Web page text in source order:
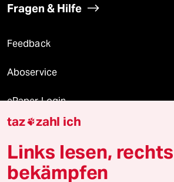
Fragen & Hilfe
Feedback
Aboservice
ePaper Login
Downloads für Abonnierende
taz zahl ich
Links lesen, rechts
bekämpfen